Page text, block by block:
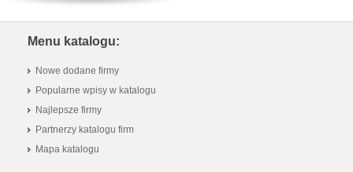
Menu katalogu:
Nowe dodane firmy
Popularne wpisy w katalogu
Najlepsze firmy
Partnerzy katalogu firm
Mapa katalogu